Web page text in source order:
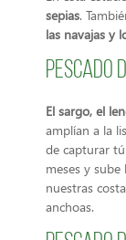
sepias.
las navajas y
Pescado
El sargo, el
amplían a la
de capturar
meses y
nuestras
anchoas.